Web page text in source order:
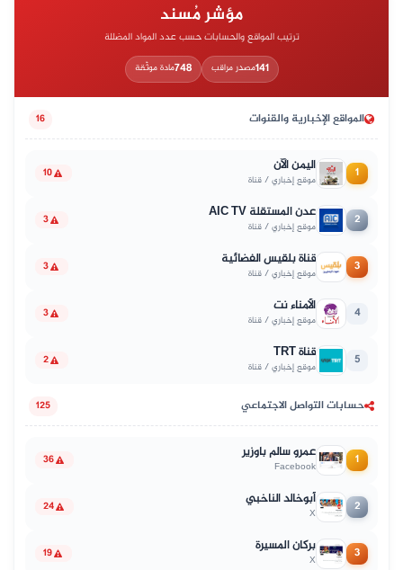
مؤشر مُسند
ترتيب المواقع والحسابات حسب عدد المواد المضللة
141مصدر مراقب 748مادة موثّقة
المواقع الإخبارية والقنوات 16
1 اليمن الآن
موقع إخباري / قناة 10
2 عدن المستقلة AIC TV
موقع إخباري / قناة 3
3 قناة بلقيس الفضائية
موقع إخباري / قناة 3
4 الأمناء نت
موقع إخباري / قناة 3
5 قناة TRT
موقع إخباري / قناة 2
حسابات التواصل الاجتماعي 125
1 عمرو سالم باوزير
Facebook
36
2 أبوخالد الناخبي
X
24
3 بركان المسيرة
X
19